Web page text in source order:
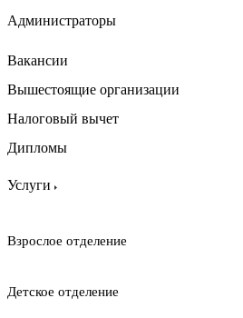
Администраторы
Вакансии
Вышестоящие организации
Налоговый вычет
Дипломы
Услуги
Взрослое отделение
Детское отделение